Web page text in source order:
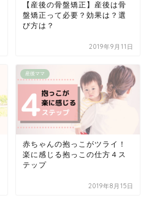
【産後の骨盤矯正】産後は骨
盤矯正って必要？効果は？選
び方は？
2019年9月11日
産後ママ
赤ちゃんの抱っこがツライ！
楽に感じる抱っこの仕方４ス
テップ
2019年8月15日